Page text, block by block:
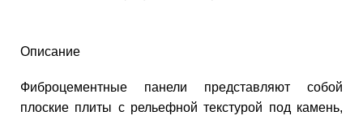
Описание
Фиброцементные панели представляют собой
плоские плиты с рельефной текстурой под камень,